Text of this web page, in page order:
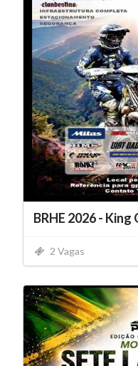
BRHE 2026 -
2 Vagas